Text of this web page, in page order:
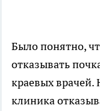
Было понятно,
отказывать
краевых врачей.
клиника